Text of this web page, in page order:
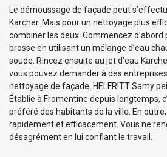
Le démoussage de façade peut
Karcher. Mais pour un nettoyage plus
combiner les deux. Commencez d’abord
brosse en utilisant un mélange d’eau
soude. Rincez ensuite au jet d’eau
vous pouvez demander à des
nettoyage de façade. HELFRITT Samy
Établie à Fromentine depuis longtemps,
préféré des habitants de la ville. En
rapidement et efficacement. Vous ne
désagrément en lui confiant le travail.